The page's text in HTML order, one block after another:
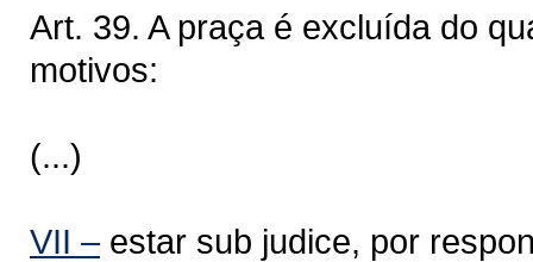
Art. 39. A praça é excluída do
motivos:
(...)
VII –estar sub judice, por